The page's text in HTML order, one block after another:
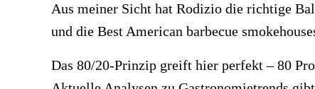
Aus meiner Sicht hat Rodizio die richtige
und die Best American barbecue
Das 80/20-Prinzip greift hier perfekt – 80